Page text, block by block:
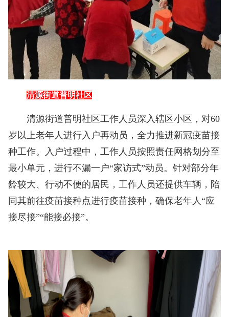
清源街道普明社区
清源街道普明社区工作人员深入辖区小区，对60
岁以上老年人进行入户再动员，全力推进新冠疫苗接
种工作。入户过程中，工作人员按照责任网格划分至
最小单元，进行不漏一户“家访式”动员。针对部分年
龄较大、行动不便的居民，工作人员还提供车辆，陪
同其前往疫苗接种点进行疫苗接种，确保老年人“应
接尽接”“能接必接”。